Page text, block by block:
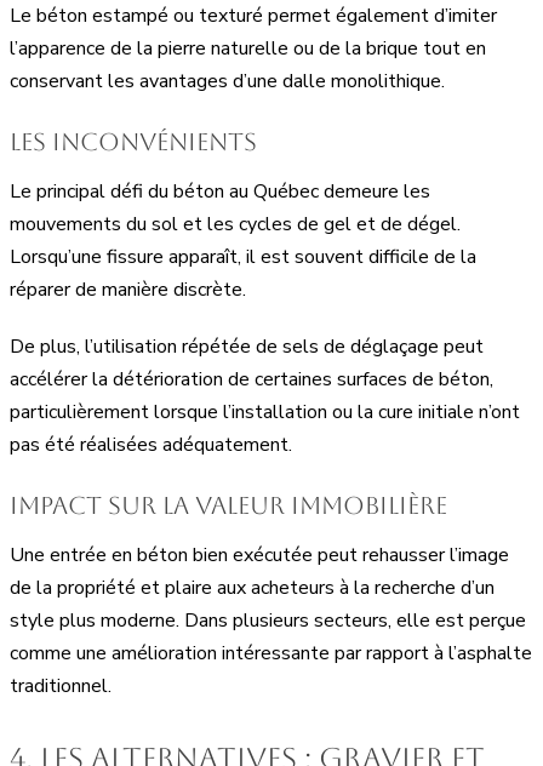
Le béton estampé ou texturé permet également d’imiter
l’apparence de la pierre naturelle ou de la brique tout en
conservant les avantages d’une dalle monolithique.
Les inconvénients
Le principal défi du béton au Québec demeure les
mouvements du sol et les cycles de gel et de dégel.
Lorsqu’une fissure apparaît, il est souvent difficile de la
réparer de manière discrète.
De plus, l’utilisation répétée de sels de déglaçage peut
accélérer la détérioration de certaines surfaces de béton,
particulièrement lorsque l’installation ou la cure initiale n’ont
pas été réalisées adéquatement.
Impact sur la valeur immobilière
Une entrée en béton bien exécutée peut rehausser l’image
de la propriété et plaire aux acheteurs à la recherche d’un
style plus moderne. Dans plusieurs secteurs, elle est perçue
comme une amélioration intéressante par rapport à l’asphalte
traditionnel.
4. Les alternatives : gravier et